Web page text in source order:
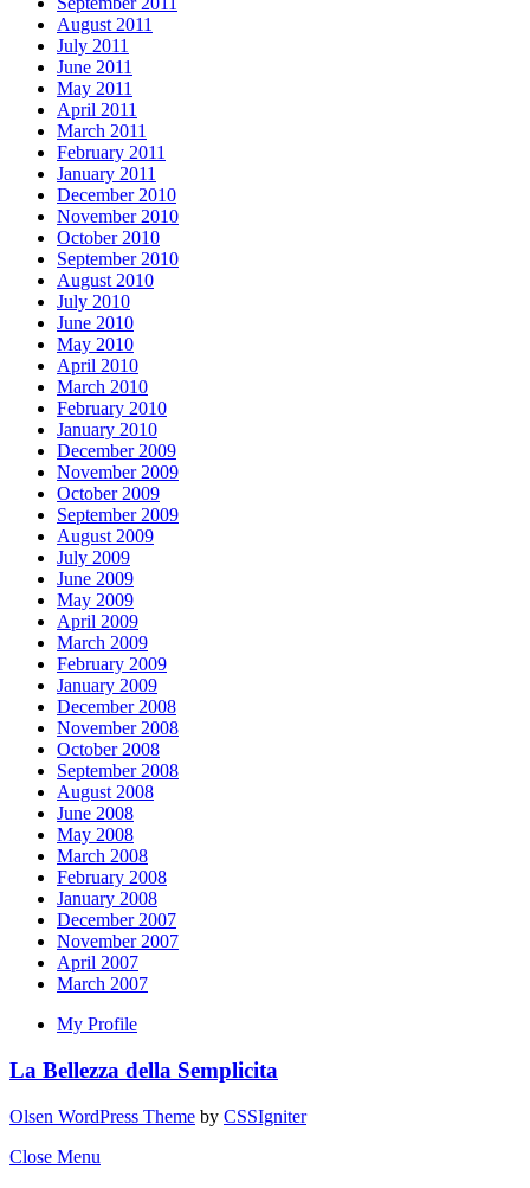
August 2011
July 2011
June 2011
May 2011
April 2011
March 2011
February 2011
January 2011
December 2010
November 2010
October 2010
September 2010
August 2010
July 2010
June 2010
May 2010
April 2010
March 2010
February 2010
January 2010
December 2009
November 2009
October 2009
September 2009
August 2009
July 2009
June 2009
May 2009
April 2009
March 2009
February 2009
January 2009
December 2008
November 2008
October 2008
September 2008
August 2008
June 2008
May 2008
March 2008
February 2008
January 2008
December 2007
November 2007
April 2007
March 2007
My Profile
La Bellezza della Semplicita
Olsen WordPress Theme by CSSIgniter
Close Menu